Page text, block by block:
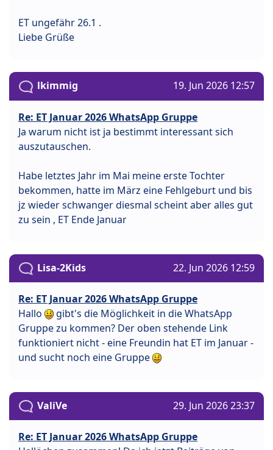
ET ungefähr 26.1 .
Liebe Grüße
lkimmig 19. Jun 2026 12:57
Re: ET Januar 2026 WhatsApp Gruppe
Ja warum nicht ist ja bestimmt interessant sich
auszutauschen.
Habe letztes Jahr im Mai meine erste Tochter
bekommen, hatte im März eine Fehlgeburt und bis
jz wieder schwanger diesmal scheint aber alles gut
zu sein , ET Ende Januar
Lisa-2Kids 22. Jun 2026 12:59
Re: ET Januar 2026 WhatsApp Gruppe
Hallo
gibt's die Möglichkeit in die WhatsApp
Gruppe zu kommen? Der oben stehende Link
funktioniert nicht - eine Freundin hat ET im Januar -
und sucht noch eine Gruppe
ValiVe 29. Jun 2026 23:37
Re: ET Januar 2026 WhatsApp Gruppe